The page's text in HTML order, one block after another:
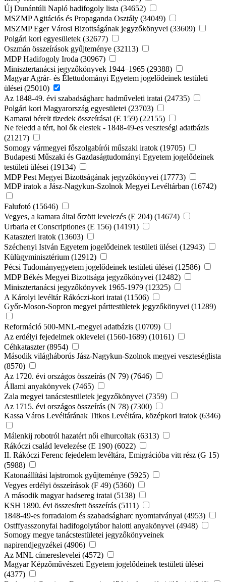
Új Dunántúli Napló hadifogoly lista (34652)
MSZMP Agitációs és Propaganda Osztály (34049)
MSZMP Eger Városi Bizottságának jegyzőkönyvei (33609)
Polgári kori egyesületek (32677)
Oszmán összeírások gyűjteménye (32113)
MDP Hadifogoly Iroda (30967)
Minisztertanácsi jegyzőkönyvek 1944–1965 (29388)
Magyar Agrár- és Élettudományi Egyetem jogelődeinek testületi
ülései (25010)
Az 1848-49. évi szabadságharc hadműveleti iratai (24735)
Polgári kori Magyarország egyesületei (23703)
Kamarai bérelt tizedek összeírásai (E 159) (22155)
Ne feledd a tért, hol ők elestek - 1848-49-es veszteségi adatbázis
(21217)
Somogy vármegyei főszolgabírói műszaki iratok (19705)
Budapesti Műszaki és Gazdaságtudományi Egyetem jogelődeinek
testületi ülései (19134)
MDP Pest Megyei Bizottságának jegyzőkönyvei (17773)
MDP iratok a Jász-Nagykun-Szolnok Megyei Levéltárban (16742)
Falufotó (15646)
Vegyes, a kamara által őrzött levelezés (E 204) (14674)
Urbaria et Conscriptiones (E 156) (14191)
Kataszteri iratok (13603)
Széchenyi István Egyetem jogelődeinek testületi ülései (12943)
Külügyminisztérium (12912)
Pécsi Tudományegyetem jogelődeinek testületi ülései (12586)
MDP Békés Megyei Bizottsága jegyzőkönyvei (12482)
Minisztertanácsi jegyzőkönyvek 1965-1979 (12325)
A Károlyi levéltár Rákóczi-kori iratai (11506)
Győr-Moson-Sopron megyei párttestületek jegyzőkönyvei (11289)
Reformáció 500-MNL-megyei adatbázis (10709)
Az erdélyi fejedelmek oklevelei (1560-1689) (10161)
Céhkataszter (8954)
Második világháborús Jász-Nagykun-Szolnok megyei veszteséglista
(8570)
Az 1720. évi országos összeírás (N 79) (7646)
Állami anyakönyvek (7465)
Zala megyei tanácstestületek jegyzőkönyvei (7359)
Az 1715. évi országos összeírás (N 78) (7300)
Kassa Város Levéltárának Titkos Levéltára, középkori iratok (6346)
Málenkij robotról hazatért női elhurcoltak (6313)
Rákóczi család levelezése (E 190) (6022)
II. Rákóczi Ferenc fejedelem levéltára, Emigrációba vitt rész (G 15)
(5988)
Katonaállítási lajstromok gyűjteménye (5925)
Vegyes erdélyi összeírások (F 49) (5360)
A második magyar hadsereg iratai (5138)
KSH 1890. évi összesített összeírás (5111)
1848-49-es forradalom és szabadságharc nyomtatványai (4953)
Ostffyasszonyfai hadifogolytábor halotti anyakönyvei (4948)
Somogy megye tanácstestületei jegyzőkönyveinek
napirendjegyzékei (4906)
Az MNL címereslevelei (4572)
Magyar Képzőművészeti Egyetem jogelődeinek testületi ülései
(4377)